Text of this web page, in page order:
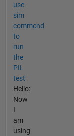
use
sim
commond
to
run
the
PIL
test
Hello:
Now
I
am
using